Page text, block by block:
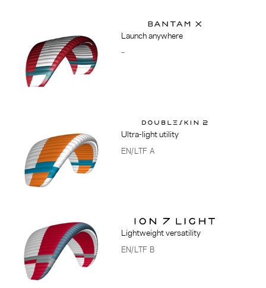
Launch anywhere
–
Ultra-light utility
EN/LTF A
Lightweight versatility
EN/LTF B